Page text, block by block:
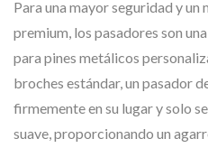
Para una mayor seguridad y un
premium, los pasadores son
para pines metálicos
broches estándar, un pasador
firmemente en su lugar y solo
suave, proporcionando un